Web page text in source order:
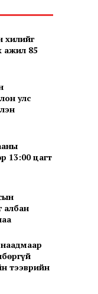
хилийг
ажил 85
улс
13:00 цагт
албан
тээврийн